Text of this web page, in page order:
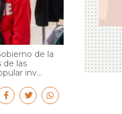
de la
de las
inv...